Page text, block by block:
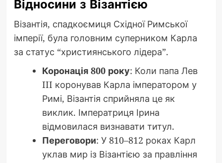
Відносини з Візантією
Візантія, спадкоємиця Східної Римської
імперії, була головним суперником Карла
за статус “християнського лідера”.
Коронація 800 року: Коли папа Лев
III коронував Карла імператором у
Римі, Візантія сприйняла це як
виклик. Імператриця Ірина
відмовилася визнавати титул.
Переговори: У 810–812 роках Карл
уклав мир із Візантією за правління